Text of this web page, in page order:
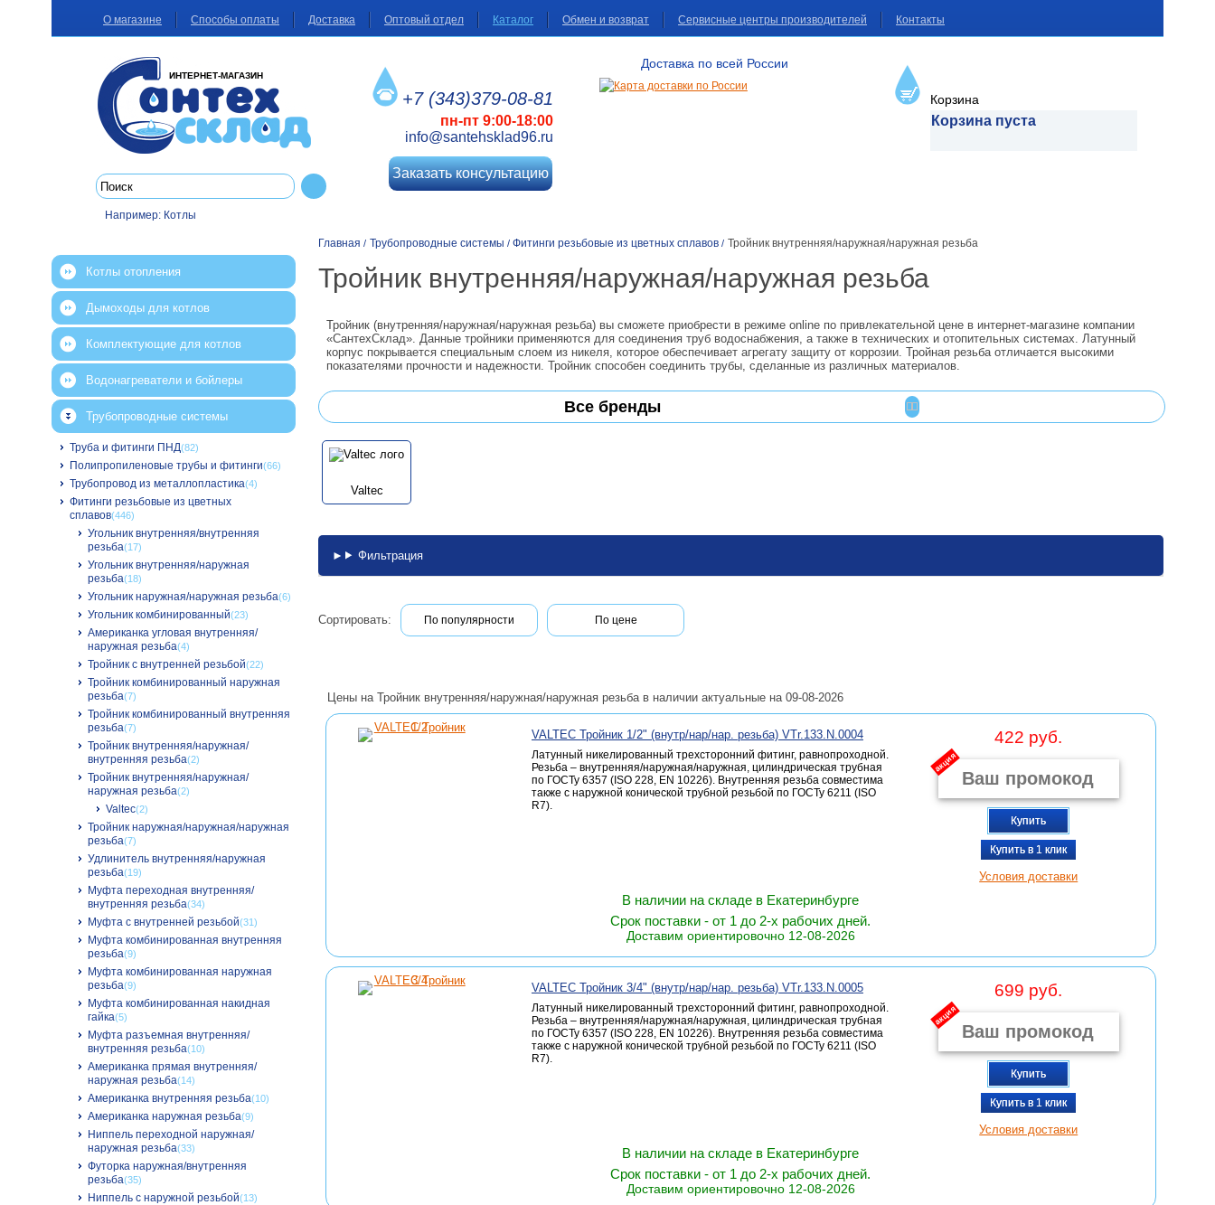
О магазине Способы оплаты Доставка Оптовый отдел Каталог Обмен и возврат Сервисные центры производителей Контакты
ИНТЕРНЕТ-МАГАЗИН
Например: Котлы
+7 (343)379-08-81
пн-пт 9:00-18:00
info@santehsklad96.ru
Заказать консультацию
Доставка по всей России
Корзина
Корзина пуста
Главная / Трубопроводные системы / Фитинги резьбовые из цветных сплавов / Тройник внутренняя/наружная/наружная резьба
Тройник внутренняя/наружная/наружная резьба
Тройник (внутренняя/наружная/наружная резьба) вы сможете приобрести в режиме online по привлекательной цене в интернет-магазине компании
«СантехСклад». Данные тройники применяются для соединения труб водоснабжения, а также в технических и отопительных системах. Латунный
корпус покрывается специальным слоем из никеля, которое обеспечивает агрегату защиту от коррозии. Тройная резьба отличается высокими
показателями прочности и надежности. Тройник способен соединить трубы, сделанные из различных материалов.
Все бренды
Valtec
Фильтрация
Сортировать: По популярности По цене
Цены на Тройник внутренняя/наружная/наружная резьба в наличии актуальные на 09-08-2026
VALTEC Тройник 1/2" (внутр/нар/нар. резьба) VTr.133.N.0004
Латунный никелированный трехсторонний фитинг, равнопроходной.
Резьба – внутренняя/наружная/наружная, цилиндрическая трубная
по ГОСТу 6357 (ISO 228, EN 10226). Внутренняя резьба совместима
также с наружной конической трубной резьбой по ГОСТу 6211 (ISO
R7).
422 руб.
акция
Купить
Купить в 1 клик
Условия доставки
В наличии на складе в Екатеринбурге
Срок поставки - от 1 до 2-х рабочих дней.
Доставим ориентировочно 12-08-2026
VALTEC Тройник 3/4" (внутр/нар/нар. резьба) VTr.133.N.0005
Латунный никелированный трехсторонний фитинг, равнопроходной.
Резьба – внутренняя/наружная/наружная, цилиндрическая трубная
по ГОСТу 6357 (ISO 228, EN 10226). Внутренняя резьба совместима
также с наружной конической трубной резьбой по ГОСТу 6211 (ISO
R7).
699 руб.
акция
Купить
Купить в 1 клик
Условия доставки
В наличии на складе в Екатеринбурге
Срок поставки - от 1 до 2-х рабочих дней.
Доставим ориентировочно 12-08-2026
Котлы отопления
Дымоходы для котлов
Комплектующие для котлов
Водонагреватели и бойлеры
Трубопроводные системы
Труба и фитинги ПНД(82)
Полипропиленовые трубы и фитинги(66)
Трубопровод из металлопластика(4)
Фитинги резьбовые из цветных
сплавов(446)
Угольник внутренняя/внутренняя
резьба(17)
Угольник внутренняя/наружная
резьба(18)
Угольник наружная/наружная резьба(6)
Угольник комбинированный(23)
Американка угловая внутренняя/
наружная резьба(4)
Тройник с внутренней резьбой(22)
Тройник комбинированный наружная
резьба(7)
Тройник комбинированный внутренняя
резьба(7)
Тройник внутренняя/наружная/
внутренняя резьба(2)
Тройник внутренняя/наружная/
наружная резьба(2)
Valtec(2)
Тройник наружная/наружная/наружная
резьба(7)
Удлинитель внутренняя/наружная
резьба(19)
Муфта переходная внутренняя/
внутренняя резьба(34)
Муфта с внутренней резьбой(31)
Муфта комбинированная внутренняя
резьба(9)
Муфта комбинированная наружная
резьба(9)
Муфта комбинированная накидная
гайка(5)
Муфта разъемная внутренняя/
внутренняя резьба(10)
Американка прямая внутренняя/
наружная резьба(14)
Американка внутренняя резьба(10)
Американка наружная резьба(9)
Ниппель переходной наружная/
наружная резьба(33)
Футорка наружная/внутренняя
резьба(35)
Ниппель с наружной резьбой(13)